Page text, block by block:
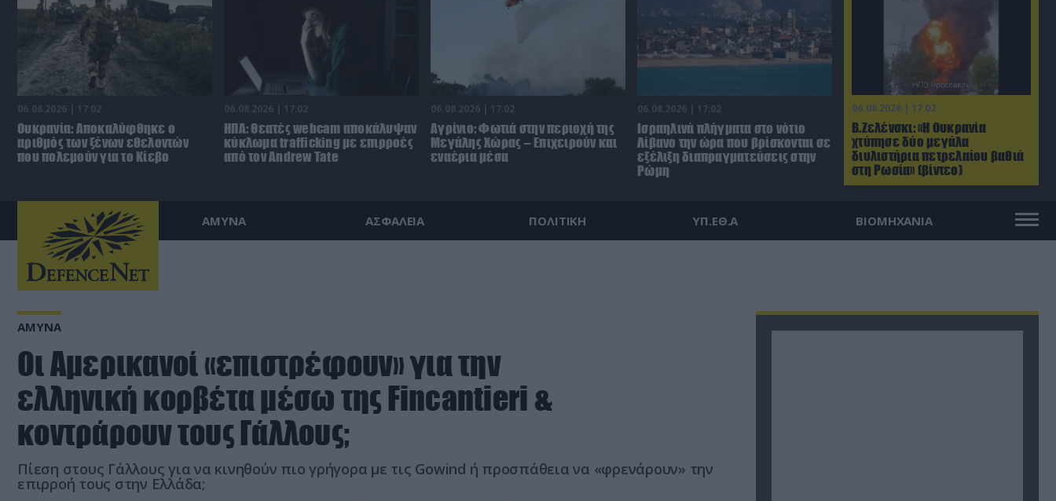
06.08.2026 | 17:02
Β.Ζελένσκι: «Η Ουκρανία
χτύπησε δύο μεγάλα
διυλιστήρια πετρελαίου βαθιά
στη Ρωσία» (βίντεο)
06.08.2026 | 17:02
Ουκρανία: Αποκαλύφθηκε ο
αριθμός των ξένων εθελοντών
που πολεμούν για το Κίεβο
06.08.2026 | 17:02
ΗΠΑ: Θεατές webcam αποκάλυψαν
κύκλωμα trafficking με επιρροές
από τον Andrew Tate
06.08.2026 | 17:02
Αγρίνιο: Φωτιά στην περιοχή της
Μεγάλης Χώρας – Επιχειρούν και
εναέρια μέσα
06.08.2026 | 17:02
Ισραηλινά πλήγματα στο νότιο
Λίβανο την ώρα που βρίσκονται σε
εξέλιξη διαπραγματεύσεις στην
Ρώμη
ΑΜΥΝΑ ΑΣΦΑΛΕΙΑ ΠΟΛΙΤΙΚΗ ΥΠ.ΕΘ.Α ΒΙΟΜΗΧΑΝΙΑ
ΑΜΥΝΑ
Οι Αμερικανοί «επιστρέφουν» για την
ελληνική κορβέτα μέσω της Fincantieri &
κοντράρουν τους Γάλλους;
Πίεση στους Γάλλους για να κινηθούν πιο γρήγορα με τις Gowind ή προσπάθεια να «φρενάρουν» την
επιρροή τους στην Ελλάδα;